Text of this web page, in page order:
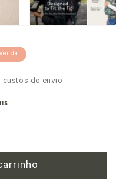
custos de envio